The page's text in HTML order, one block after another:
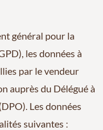
général pour la
les données à
par le vendeur
auprès du Délégué à
Les données
suivantes :